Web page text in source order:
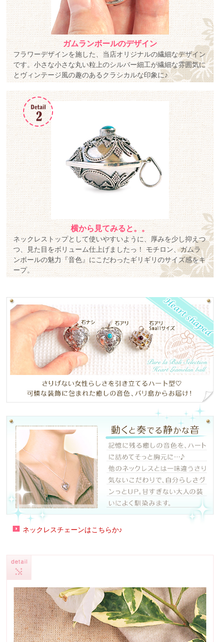
ガムランボールのデザイン
フラワーデザインを施した、当店オリジナルの繊細なデザイン
です。小さな小さな丸い粒上のシルバー細工が繊細な雰囲気に
とヴィンテージ風の趣のあるクラシカルな印象に♪
横から見てみると。。
ネックレストップとして使いやすいように、厚みを少し抑えつ
つ、見た目をボリューム仕上げましたっ！ モチロン、ガムラ
ンボールの魅力『音色』にこだわったギリギリのサイズ感をキ
ープ。
ネックレスチェーンはこちらか♪